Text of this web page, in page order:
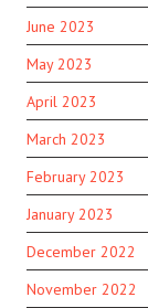
June 2023
May 2023
April 2023
March 2023
February 2023
January 2023
December 2022
November 2022